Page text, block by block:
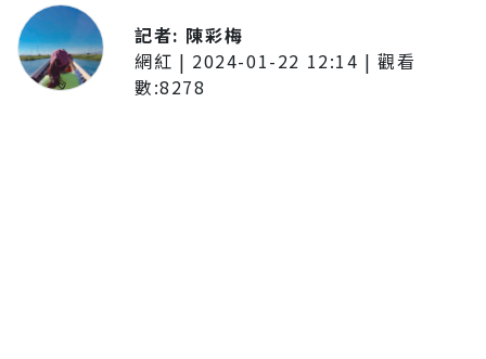
記者: 陳彩梅
網紅 | 2024-01-22 12:14 | 觀看
數:8278